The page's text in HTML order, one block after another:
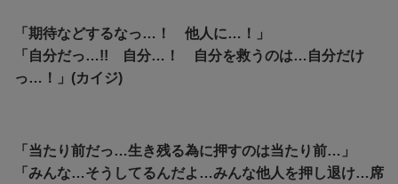
「期待などするなっ…！ 他人に…！」
「自分だっ…!! 自分…！ 自分を救うのは…自分だけ
っ…！」(カイジ)
「当たり前だっ…生き残る為に押すのは当たり前…」
「みんな…そうしてるんだよ…みんな他人を押し退け…席